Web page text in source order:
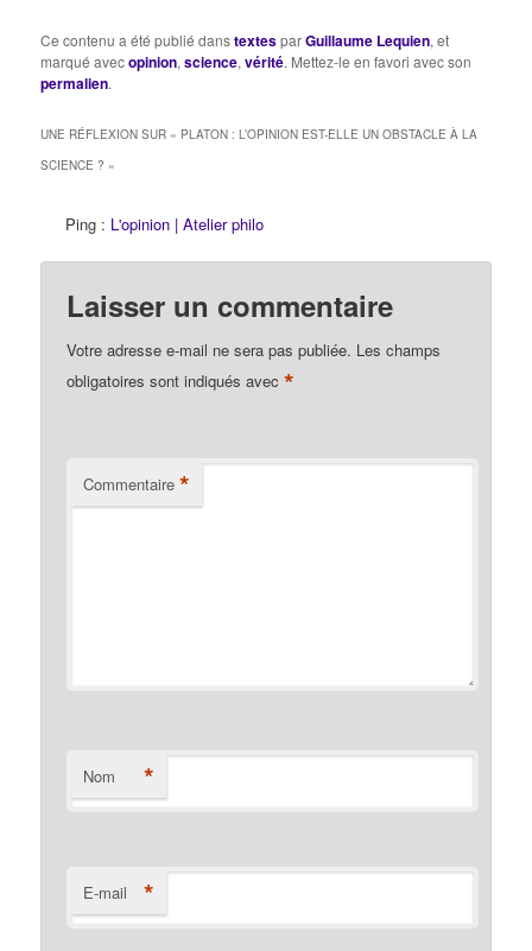
que les êtres qui
agissent mal sont
malheureux, et là, tu
Ce contenu a été publié danstextesparGuillaume Lequien, et
marqué avecopinion,science,vérité. Mettez-le en favori avec son
permalien.
UNE RÉFLEXION SUR « PLATON : L’OPINION EST-ELLE UN OBSTACLE À LA
SCIENCE ? »
Ping : L'opinion | Atelier philo
Laisser un commentaire
Votre adresse e-mail ne sera pas publiée. Les champs
obligatoires sont indiqués avec*
Commentaire *
Nom *
E-mail *